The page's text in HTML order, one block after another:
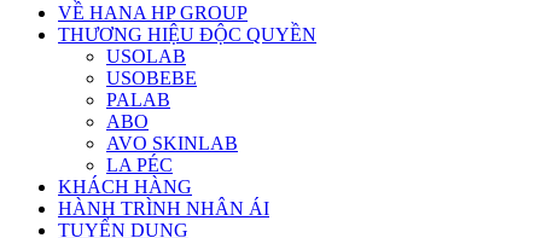
VỀ HANA HP GROUP
THƯƠNG HIỆU ĐỘC QUYỀN
USOLAB
USOBEBE
PALAB
ABO
AVO SKINLAB
LA PÉC
KHÁCH HÀNG
HÀNH TRÌNH NHÂN ÁI
TUYỂN DỤNG